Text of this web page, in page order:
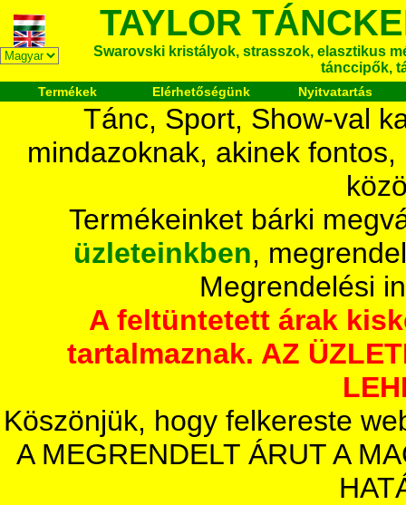
TAYLOR
Swarovski kristályok, strasszok, elasztikus
tánccipők,
Termékek Elérhetőségünk Nyitvatartás
Tánc, Sport, Show-val
mindazoknak, akinek
Termékeinket bárki
üzleteinkben,
Megrendelési
A feltüntetett árak
tartalmaznak. AZ
Köszönjük, hogy felkereste
A MEGRENDELT ÁRUT A